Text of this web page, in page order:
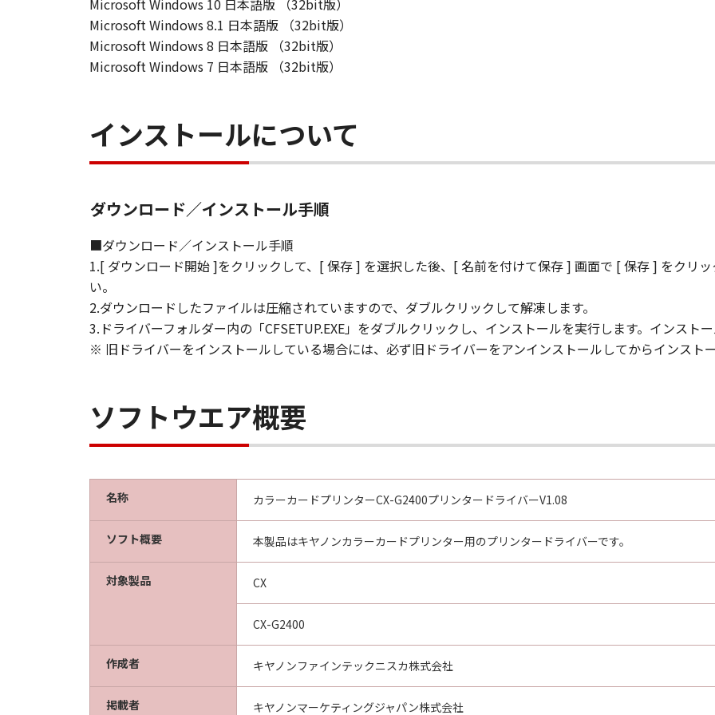
(3) キヤノンファインテックニスカ、キヤノンファインテックニスカの関連会社、それらの販
「本ソフトウェア」、または「本ソフトウェア」の使用に起因または関連してお客様と第三者
ても、一切責任を負わないものとします。
接または間接に輸出してはなりません。
契約期間
(3)により終了されるまで有効に存続します。
ます。
(3) お客様が本契約書のいずれかの条項に違反した場合、本契約書は直ちに終了します。
去するものとします。
U.S. GOVERNMENT RESTRICTED RIGHTS NOTICE
1995). Consistent with 48 C.F.R. 12.212 and 48 C.F.R. 227.7202-1 through 227.7202-4 (June
Users shall acquire the Software with only those rights set forth herein. Manufacturer is
Misato-shi, Saitama 341-8527, Japan
本契約書のいずれかの条項またはその一部が法律により無効であると決定された場合でも、
ものとします。
以 上
キヤノンファインテックニスカ株式会社
Microsoft Windows 10 日本語版 （32bit版）
Microsoft Windows 8.1 日本語版 （32bit版）
Microsoft Windows 8 日本語版 （32bit版）
Microsoft Windows 7 日本語版 （32bit版）
インストールについて
ダウンロード／インストール手順
■ダウンロード／インストール手順
1.[ ダウンロード開始 ]をクリックして、[ 保存 ] を選択した後、[ 名前を付けて保存 ] 画面で [ 保存 ] をクリ
い。
2.ダウンロードしたファイルは圧縮されていますので、ダブルクリックして解凍します。
3.ドライバーフォルダー内の「CFSETUP.EXE」をダブルクリックし、インストールを実行します。インスト
※ 旧ドライバーをインストールしている場合には、必ず旧ドライバーをアンインストールしてからインスト
ソフトウエア概要
名称 カラーカードプリンターCX-G2400プリンタードライバーV1.08
ソフト概要 本製品はキヤノンカラーカードプリンター用のプリンタードライバーです。
対象製品 CX
CX-G2400
作成者 キヤノンファインテックニスカ株式会社
掲載者 キヤノンマーケティングジャパン株式会社